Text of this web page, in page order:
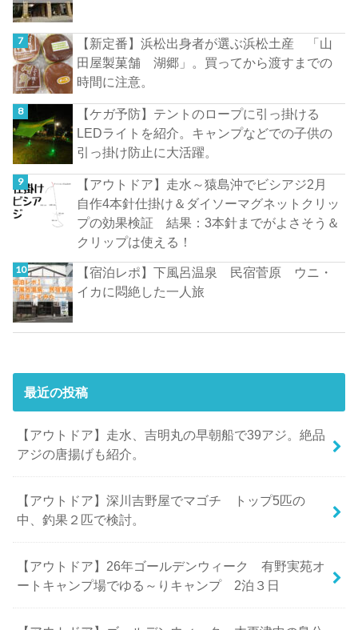
【新定番】浜松出身者が選ぶ浜松土産 「山
田屋製菓舗 湖郷」。買ってから渡すまでの
時間に注意。
【ケガ予防】テントのロープに引っ掛ける
LEDライトを紹介。キャンプなどでの子供の
引っ掛け防止に大活躍。
【アウトドア】走水～猿島沖でビシアジ2月
自作4本針仕掛け＆ダイソーマグネットクリッ
プの効果検証 結果：3本針までがよさそう＆
クリップは使える！
【宿泊レポ】下風呂温泉 民宿菅原 ウニ・
イカに悶絶した一人旅
最近の投稿
【アウトドア】走水、吉明丸の早朝船で39アジ。絶品
アジの唐揚げも紹介。
【アウトドア】深川吉野屋でマゴチ トップ5匹の
中、釣果２匹で検討。
【アウトドア】26年ゴールデンウィーク 有野実苑オ
ートキャンプ場でゆる～りキャンプ 2泊３日